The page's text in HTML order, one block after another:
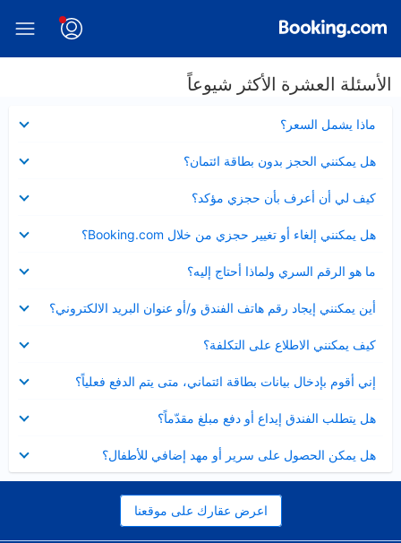
الأسئلة العشرة الأكثر شيوعاً
ماذا يشمل السعر؟
مصغر
هل يمكنني الحجز بدون بطاقة ائتمان؟
مصغر
كيف لي أن أعرف بأن حجزي مؤكد؟
مصغر
هل يمكنني إلغاء أو تغيير حجزي من خلال Booking.com؟
مصغر
ما هو الرقم السري ولماذا أحتاج إليه؟
مصغر
أين يمكنني إيجاد رقم هاتف الفندق و/أو عنوان البريد الالكتروني؟
عرض
مصغر
كيف يمكنني الاطلاع على التكلفة؟
مصغر
إني أقوم بإدخال بيانات بطاقة ائتماني، متى يتم الدفع فعلياً؟
مصغر
هل يتطلب الفندق إيداع أو دفع مبلغ مقدّماً؟
مصغر
هل يمكن الحصول على سرير أو مهد إضافي للأطفال؟
مصغر
اعرض عقارك على موقعنا